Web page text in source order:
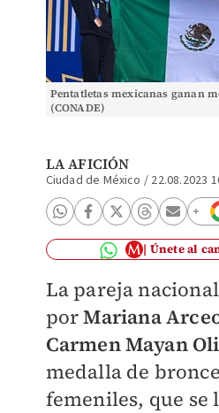
Pentatletas mexicanas ganan
(CONADE)
LA AFICIÓN
Ciudad de México / 22.08.2023
Únete al
La pareja
porMariana
Carmen Mayan
medalla de
femeniles, que se